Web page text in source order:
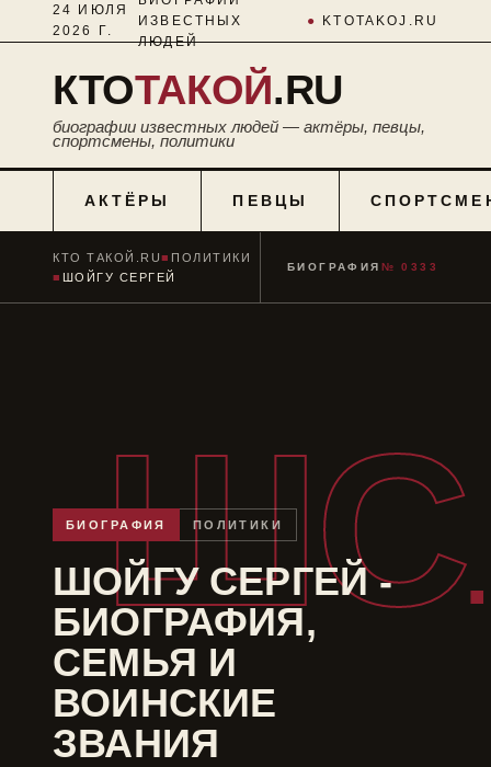
24 ИЮЛЯ
2026 Г.
ИЗВЕСТНЫХ
ЛЮДЕЙ
● KTOTAKOJ.RU
КТОТАКОЙ.RU
биографии известных людей — актёры, певцы,
спортсмены, политики
АКТЁРЫ ПЕВЦЫ
ШС
КТО ТАКОЙ.RU■ ПОЛИТИКИ
■ ШОЙГУ СЕРГЕЙ
БИОГРАФИЯ № 0333
БИОГРАФИЯ ПОЛИТИКИ
ШОЙГУ СЕРГЕЙ -
БИОГРАФИЯ,
СЕМЬЯ И
ВОИНСКИЕ
ЗВАНИЯ